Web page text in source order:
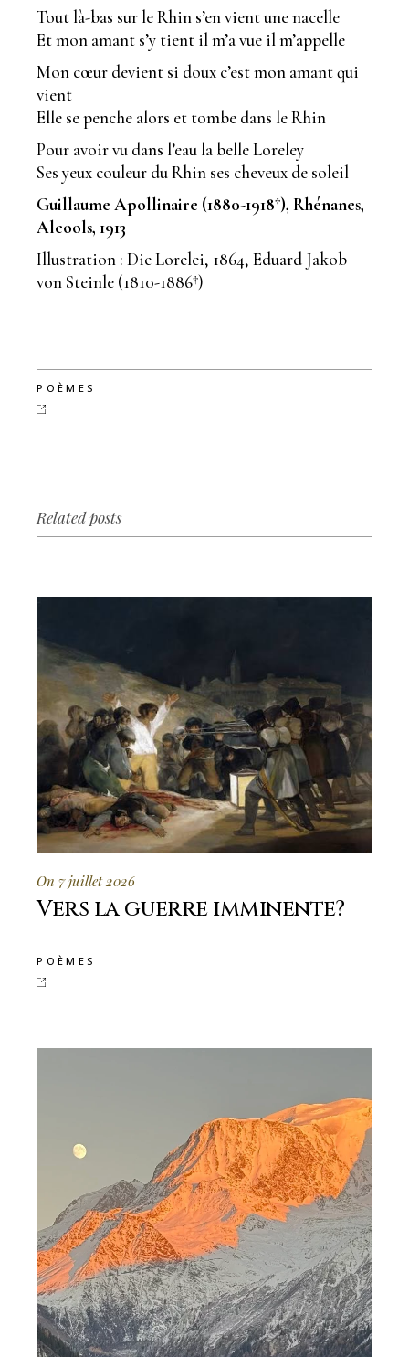
Tout là-bas sur le Rhin s’en vient une nacelle
Et mon amant s’y tient il m’a vue il m’appelle
Mon cœur devient si doux c’est mon amant qui
vient
Elle se penche alors et tombe dans le Rhin
Pour avoir vu dans l’eau la belle Loreley
Ses yeux couleur du Rhin ses cheveux de soleil
Guillaume Apollinaire (1880-1918†), Rhénanes,
Alcools, 1913
Illustration : Die Lorelei, 1864, Eduard Jakob
von Steinle (1810-1886†)
POÈMES
Related posts
On 7 juillet 2026
Vers la guerre imminente?
POÈMES